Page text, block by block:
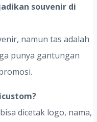
souvenir di
namun tas adalah
punya gantungan
dicetak logo, nama,